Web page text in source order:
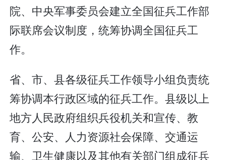
院、中央军事委员会建立全国征兵工作部
际联席会议制度，统筹协调全国征兵工
作。
省、市、县各级征兵工作领导小组负责统
筹协调本行政区域的征兵工作。县级以上
地方人民政府组织兵役机关和宣传、教
育、公安、人力资源社会保障、交通运
输、卫生健康以及其他有关部门组成征兵